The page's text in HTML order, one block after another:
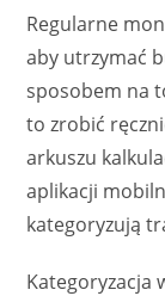
Regularne
aby utrzymać
sposobem na
to zrobić
arkuszu
aplikacji
kategoryzują
Kategoryzacja